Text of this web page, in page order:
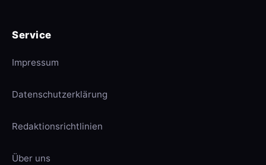
Service
Impressum
Datenschutzerklärung
Redaktionsrichtlinien
Über uns